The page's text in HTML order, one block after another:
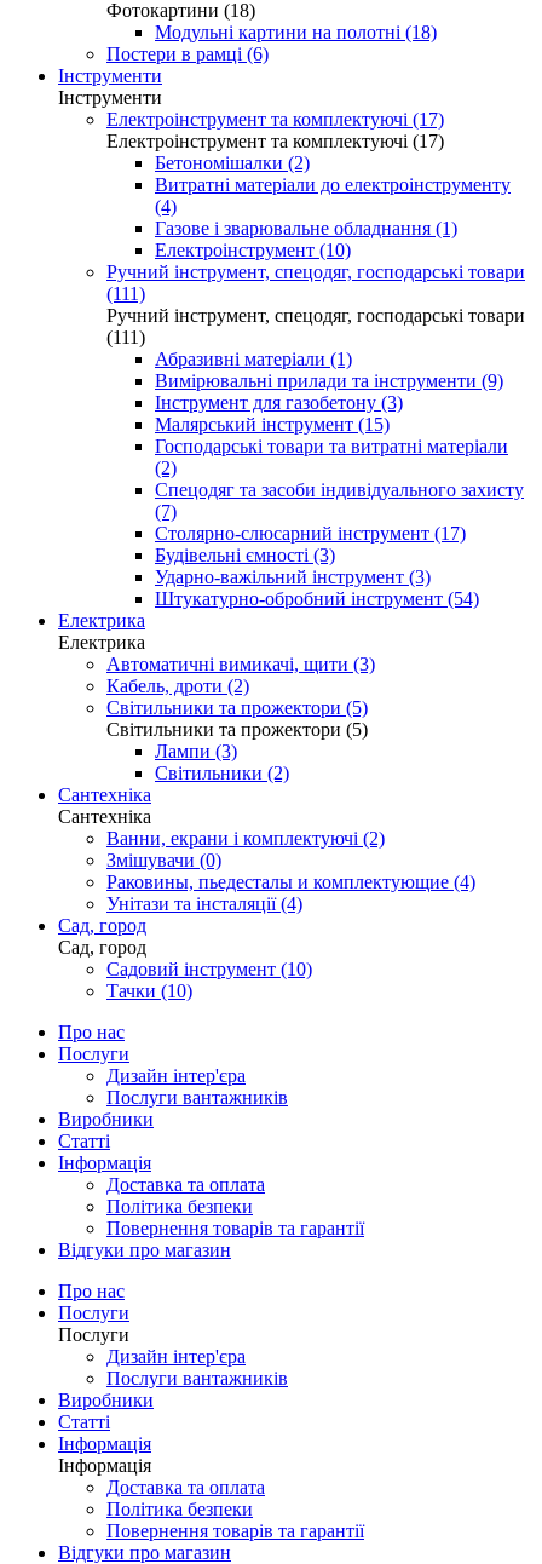
Фотокартини (18)
Модульні картини на полотні (18)
Постери в рамці (6)
Інструменти
Інструменти
Електроінструмент та комплектуючі (17)
Електроінструмент та комплектуючі (17)
Бетономішалки (2)
Витратні матеріали до електроінструменту
(4)
Газове і зварювальне обладнання (1)
Електроінструмент (10)
Ручний інструмент, спецодяг, господарські товари
(111)
Ручний інструмент, спецодяг, господарські товари
(111)
Абразивні матеріали (1)
Вимірювальні прилади та інструменти (9)
Інструмент для газобетону (3)
Малярський інструмент (15)
Господарські товари та витратні матеріали
(2)
Спецодяг та засоби індивідуального захисту
(7)
Столярно-слюсарний інструмент (17)
Будівельні ємності (3)
Ударно-важільний інструмент (3)
Штукатурно-обробний інструмент (54)
Електрика
Електрика
Автоматичні вимикачі, щити (3)
Кабель, дроти (2)
Світильники та прожектори (5)
Світильники та прожектори (5)
Лампи (3)
Світильники (2)
Сантехніка
Сантехніка
Ванни, екрани і комплектуючі (2)
Змішувачи (0)
Раковины, пьедесталы и комплектующие (4)
Унітази та інсталяції (4)
Сад, город
Сад, город
Садовий інструмент (10)
Тачки (10)
Про нас
Послуги
Дизайн інтер'єра
Послуги вантажників
Виробники
Статті
Інформація
Доставка та оплата
Політика безпеки
Повернення товарів та гарантії
Відгуки про магазин
Про нас
Послуги
Послуги
Дизайн інтер'єра
Послуги вантажників
Виробники
Статті
Інформація
Інформація
Доставка та оплата
Політика безпеки
Повернення товарів та гарантії
Відгуки про магазин